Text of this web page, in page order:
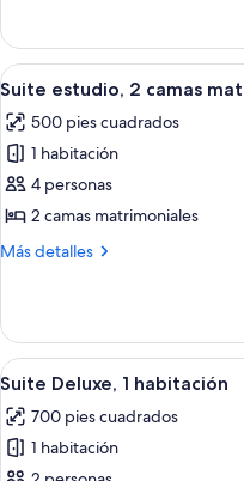
King
size
estudio,
cama
size
Abrir
todas
las
fotos
de
Suite
estudio,
matrimoniales
(View)
5
Suite estudio, 2 camas
500 pies cuadrados
1 habitación
4 personas
2 camas matrimoniales
Más detalles
Más
estudio,
camas
(View)
Abrir
todas
las
fotos
9
Suite Deluxe, 1 habitación
700 pies cuadrados
1 habitación